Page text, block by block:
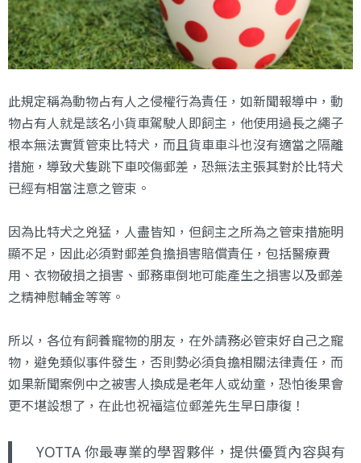
此規定稱為動物占有人之侵權行為責任，如新聞報導中，動
物占有人就是該名小貨車駕駛人即飼主，他使用過長之繩子
根本無法實質管束比特犬，而且貨車車斗也沒有適當之隔離
措施，導致犬隻跳下車咬傷郵差，恐無法主張其對於比特犬
已經有相當注意之管束。
因為比特犬之兇猛，人盡皆知，但飼主之所為之管束措施明
顯不足，因此必須對郵差負擔損害賠償責任，包括醫療費
用、衣物破損之損害、郵務車倒地可能產生之損害以及郵差
之精神慰輔金等等。
所以，各位有飼養寵物的朋友，在外請務必管束好自己之寵
物，避免類似事件發生，否則勢必須負擔相關法律責任，而
如果新聞案例中之被害人換成是老年人或幼童，恐怕後果會
更不堪設想了，在此也祝福這位郵差先生早日康復！
YOTTA 你最專業的學習夥伴，提供優質內容與有